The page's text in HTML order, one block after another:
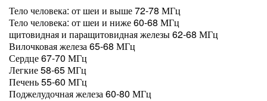
Тело человека: от шеи и выше 72-78 МГц
Тело человека: от шеи и ниже 60-68 МГц
щитовидная и паращитовидная железы 62-68 МГц
Вилочковая железа 65-68 МГц
Сердце 67-70 МГц
Легкие 58-65 МГц
Печень 55-60 МГц
Поджелудочная железа 60-80 МГц